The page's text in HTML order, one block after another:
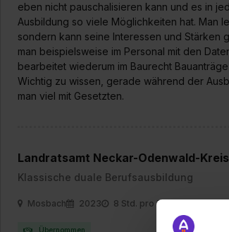
eben nicht pauschalisieren kann und es in
Ausbildung so viele Möglichkeiten hat. Man
sondern kann seine Interessen und Stärken
man beispielsweise im Personal mit den
bearbeitet wiederum im Baurecht
Wichtig zu wissen, gerade während der
man viel mit Gesetzten.
Landratsamt Neckar-Odenwald-Kreis
Klassische duale Berufsausbildung
Mosbach 2023 8 Std. pro Tag
Übernommen